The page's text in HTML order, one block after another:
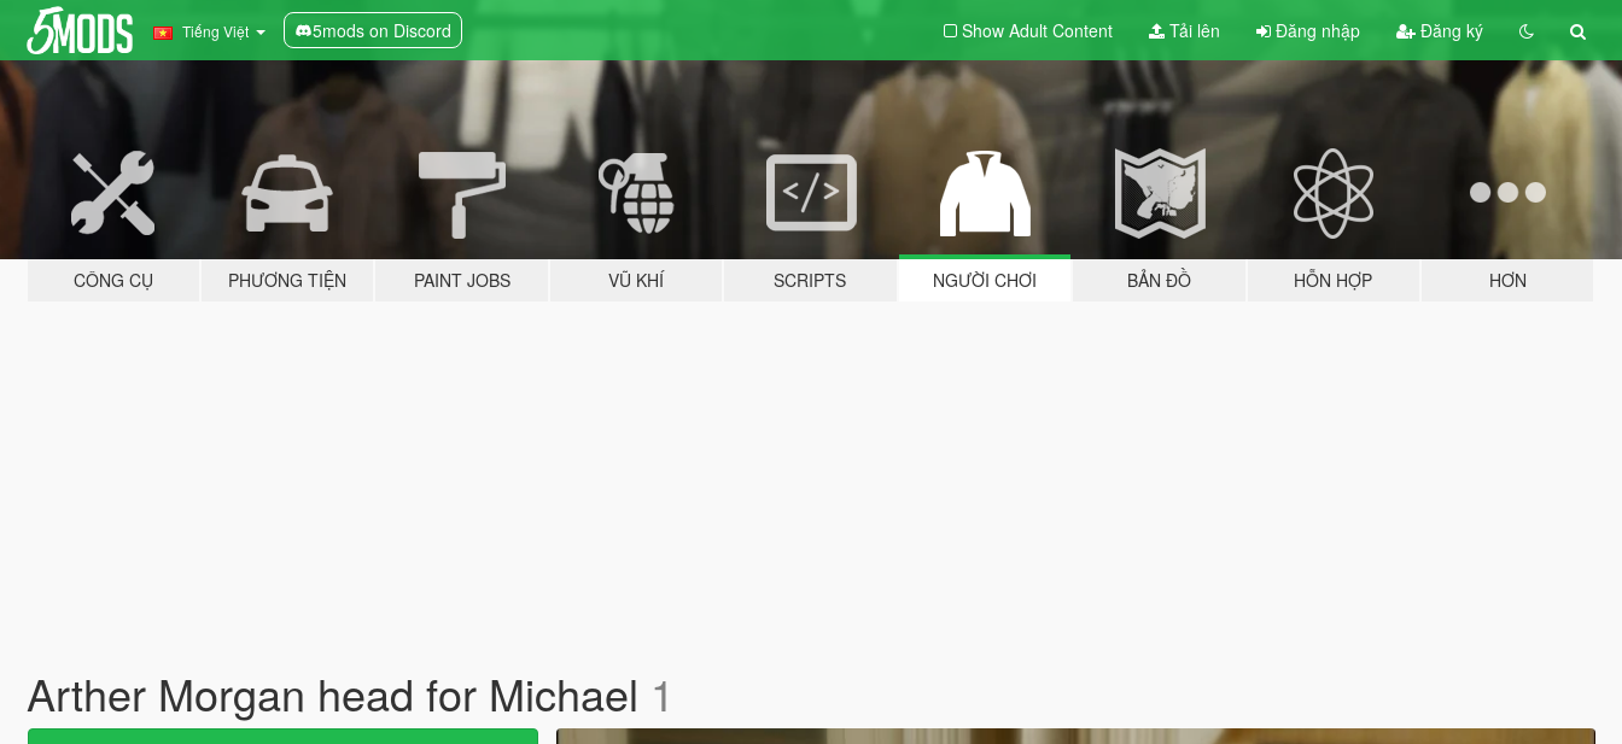
Tiếng Việt 5mods on Discord Show Adult Content Tải lên Đăng nhập Đăng ký
CÔNG CỤ PHƯƠNG TIỆN PAINT JOBS VŨ KHÍ SCRIPTS NGƯỜI CHƠI BẢN ĐỒ HỖN HỢP HƠN
Arther Morgan head for Michael 1